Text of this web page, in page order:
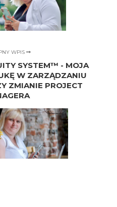
WPIS
SYSTEM™ - MOJA
W ZARZĄDZANIU
ZMIANIE PROJECT